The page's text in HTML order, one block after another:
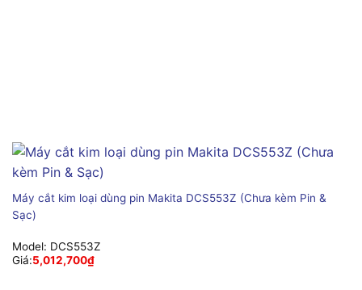
Máy cắt kim loại dùng pin Makita DCS553Z (Chưa kèm Pin &
Sạc)
Model: DCS553Z
Giá:5,012,700₫